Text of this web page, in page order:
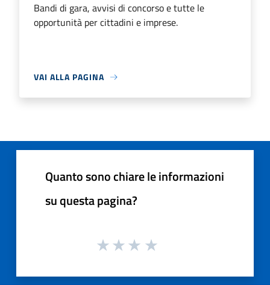
Bandi di gara, avvisi di concorso e tutte le
opportunità per cittadini e imprese.
VAI ALLA PAGINA
Quanto sono chiare le informazioni
su questa pagina?